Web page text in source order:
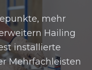
mehr
Hailing
installierte
Mehrfachleisten